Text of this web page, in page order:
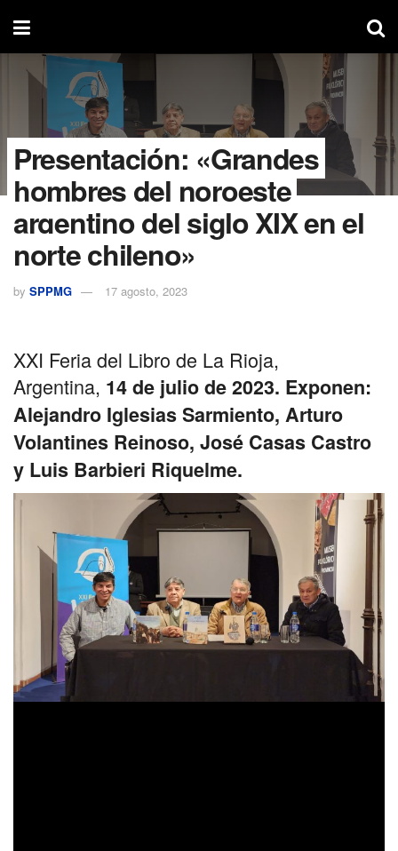
Presentación: «Grandes
hombres del noroeste
argentino del siglo XIX en el
norte chileno»
by SPPMG 17 agosto, 2023
XXI Feria del Libro de La Rioja,
Argentina, 14 de julio de 2023. Exponen:
Alejandro Iglesias Sarmiento, Arturo
Volantines Reinoso, José Casas Castro
y Luis Barbieri Riquelme.